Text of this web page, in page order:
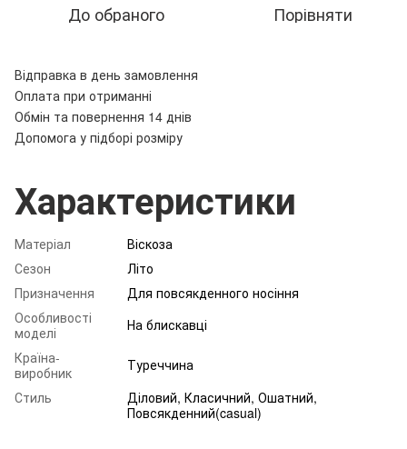
До обраного Порівняти
Відправка в день замовлення
Оплата при отриманні
Обмін та повернення 14 днів
Допомога у підборі розміру
Характеристики
Матеріал
Віскоза
Сезон
Літо
Призначення
Для повсякденного носіння
Особливості
моделі
На блискавці
Країна-
виробник
Туреччина
Стиль
Діловий, Класичний, Ошатний,
Повсякденний(casual)